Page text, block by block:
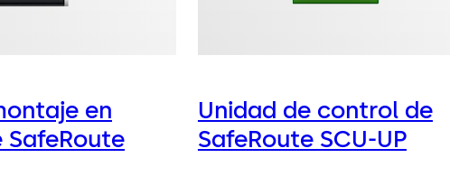
en
Unidad de control de
SafeRoute SCU-UP